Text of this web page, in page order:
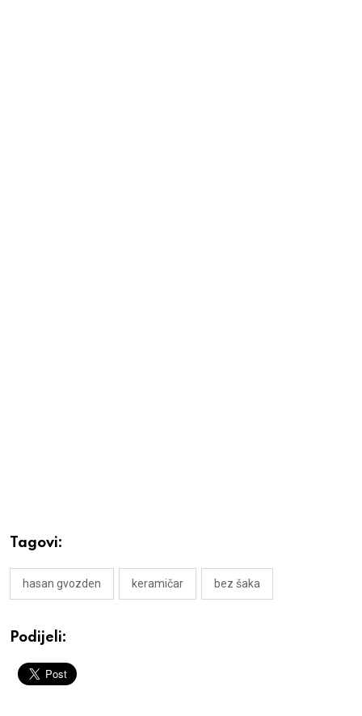
Tagovi:
hasan gvozden keramičar bez šaka
Podijeli: